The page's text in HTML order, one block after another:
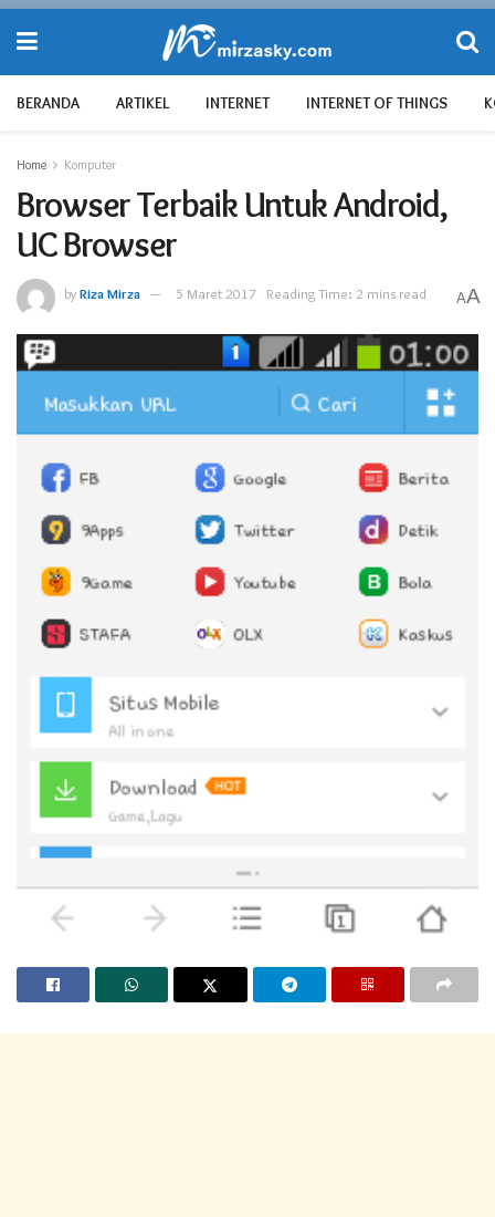
BERANDA ARTIKEL INTERNET INTERNET OF THINGS
Home Komputer
Browser Terbaik Untuk Android,
UC Browser
byRiza Mirza 5 Maret 2017 Reading Time: 2 mins read AA